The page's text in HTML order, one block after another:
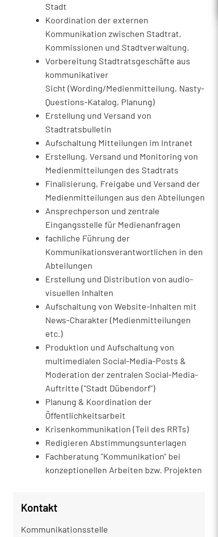
Stadt
Koordination der externen
Kommunikation zwischen Stadtrat,
Kommissionen und Stadtverwaltung.
Vorbereitung Stadtratsgeschäfte aus
kommunikativer
Sicht (Wording/Medienmitteilung, Nasty-
Questions-Katalog, Planung)
Erstellung und Versand von
Stadtratsbulletin
Aufschaltung Mitteilungen im Intranet
Erstellung, Versand und Monitoring von
Medienmitteilungen des Stadtrats
Finalisierung, Freigabe und Versand der
Medienmitteilungen aus den Abteilungen
Ansprechperson und zentrale
Eingangsstelle für Medienanfragen
fachliche Führung der
Kommunikationsverantwortlichen in den
Abteilungen
Erstellung und Distribution von audio-
visuellen Inhalten
Aufschaltung von Website-Inhalten mit
News-Charakter (Medienmitteilungen
etc.)
Produktion und Aufschaltung von
multimedialen Social-Media-Posts &
Moderation der zentralen Social-Media-
Auftritte ("Stadt Dübendorf")
Planung & Koordination der
Öffentlichkeitsarbeit
Krisenkommunikation (Teil des RRTs)
Redigieren Abstimmungsunterlagen
Fachberatung "Kommunikation" bei
konzeptionellen Arbeiten bzw. Projekten
Kontakt
Kommunikationsstelle